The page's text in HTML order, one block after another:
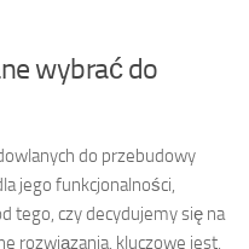
wybrać do
do przebudowy
jego funkcjonalności,
tego, czy decydujemy się na
rozwiązania, kluczowe jest,